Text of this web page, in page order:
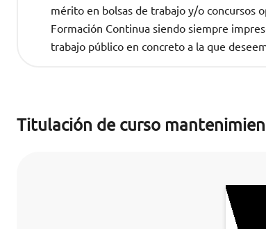
mérito en bolsas de trabajo y/o concursos
Formación Continua siendo siempre
trabajo público en concreto a la que
Titulación de curso